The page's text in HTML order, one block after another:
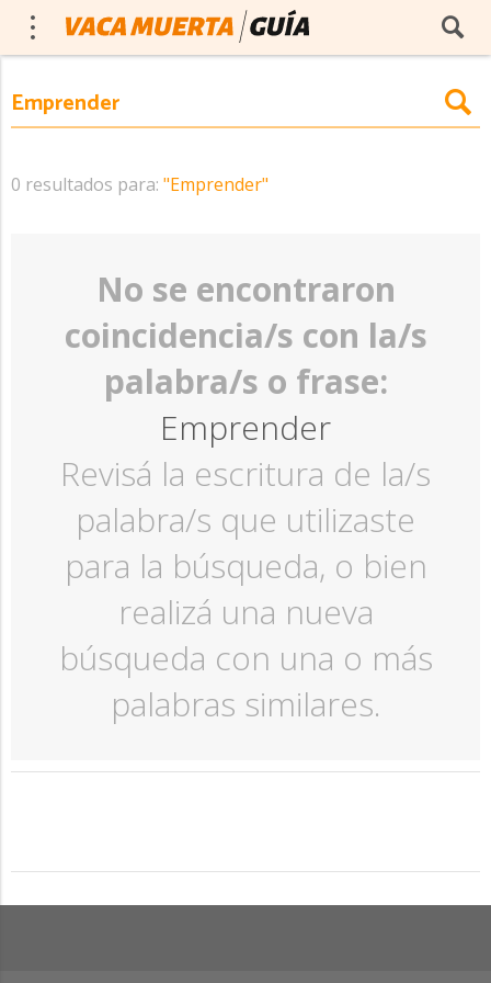
0 resultados para: "Emprender"
No se encontraron
coincidencia/s con la/s
palabra/s o frase:
Emprender
Revisá la escritura de la/s
palabra/s que utilizaste
para la búsqueda, o bien
realizá una nueva
búsqueda con una o más
palabras similares.